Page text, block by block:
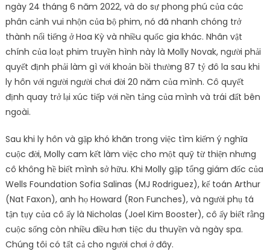
ngày 24 tháng 6 năm 2022, và do sự phong phú của các
phân cảnh vui nhộn của bộ phim, nó đã nhanh chóng trở
thành nổi tiếng ở Hoa Kỳ và nhiều quốc gia khác. Nhân vật
chính của loạt phim truyền hình này là Molly Novak, người phải
quyết định phải làm gì với khoản bồi thường 87 tỷ đô la sau khi
ly hôn với người người chơi đời 20 năm của mình. Cô quyết
định quay trở lại xúc tiếp với nền tảng của mình và trái đất bên
ngoài.
Sau khi ly hôn và gặp khó khăn trong việc tìm kiếm ý nghĩa
cuộc đời, Molly cam kết làm việc cho một quỹ từ thiện nhưng
cô không hề biết mình sở hữu. Khi Molly gặp tổng giám đốc của
Wells Foundation Sofia Salinas (MJ Rodriguez), kế toán Arthur
(Nat Faxon), anh họ Howard (Ron Funches), và người phụ tá
tận tụy của cô ấy là Nicholas (Joel Kim Booster), cô ấy biết rằng
cuộc sống còn nhiều điều hơn tiệc du thuyền và ngày spa.
Chúng tôi có tất cả cho người chơi ở đây.